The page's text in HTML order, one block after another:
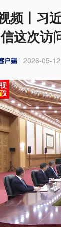
频丨习
这次访
2026-05-